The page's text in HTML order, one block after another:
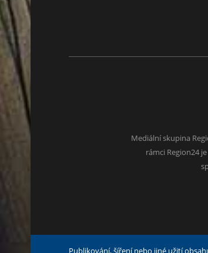
Mediální skupina
rámci Region24
Publikování, šíření nebo jiné užití